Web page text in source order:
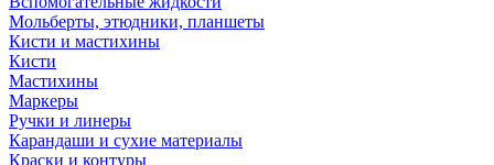
Мольберты, этюдники, планшеты
Кисти и мастихины
Кисти
Мастихины
Маркеры
Ручки и линеры
Карандаши и сухие материалы
Краски и контуры